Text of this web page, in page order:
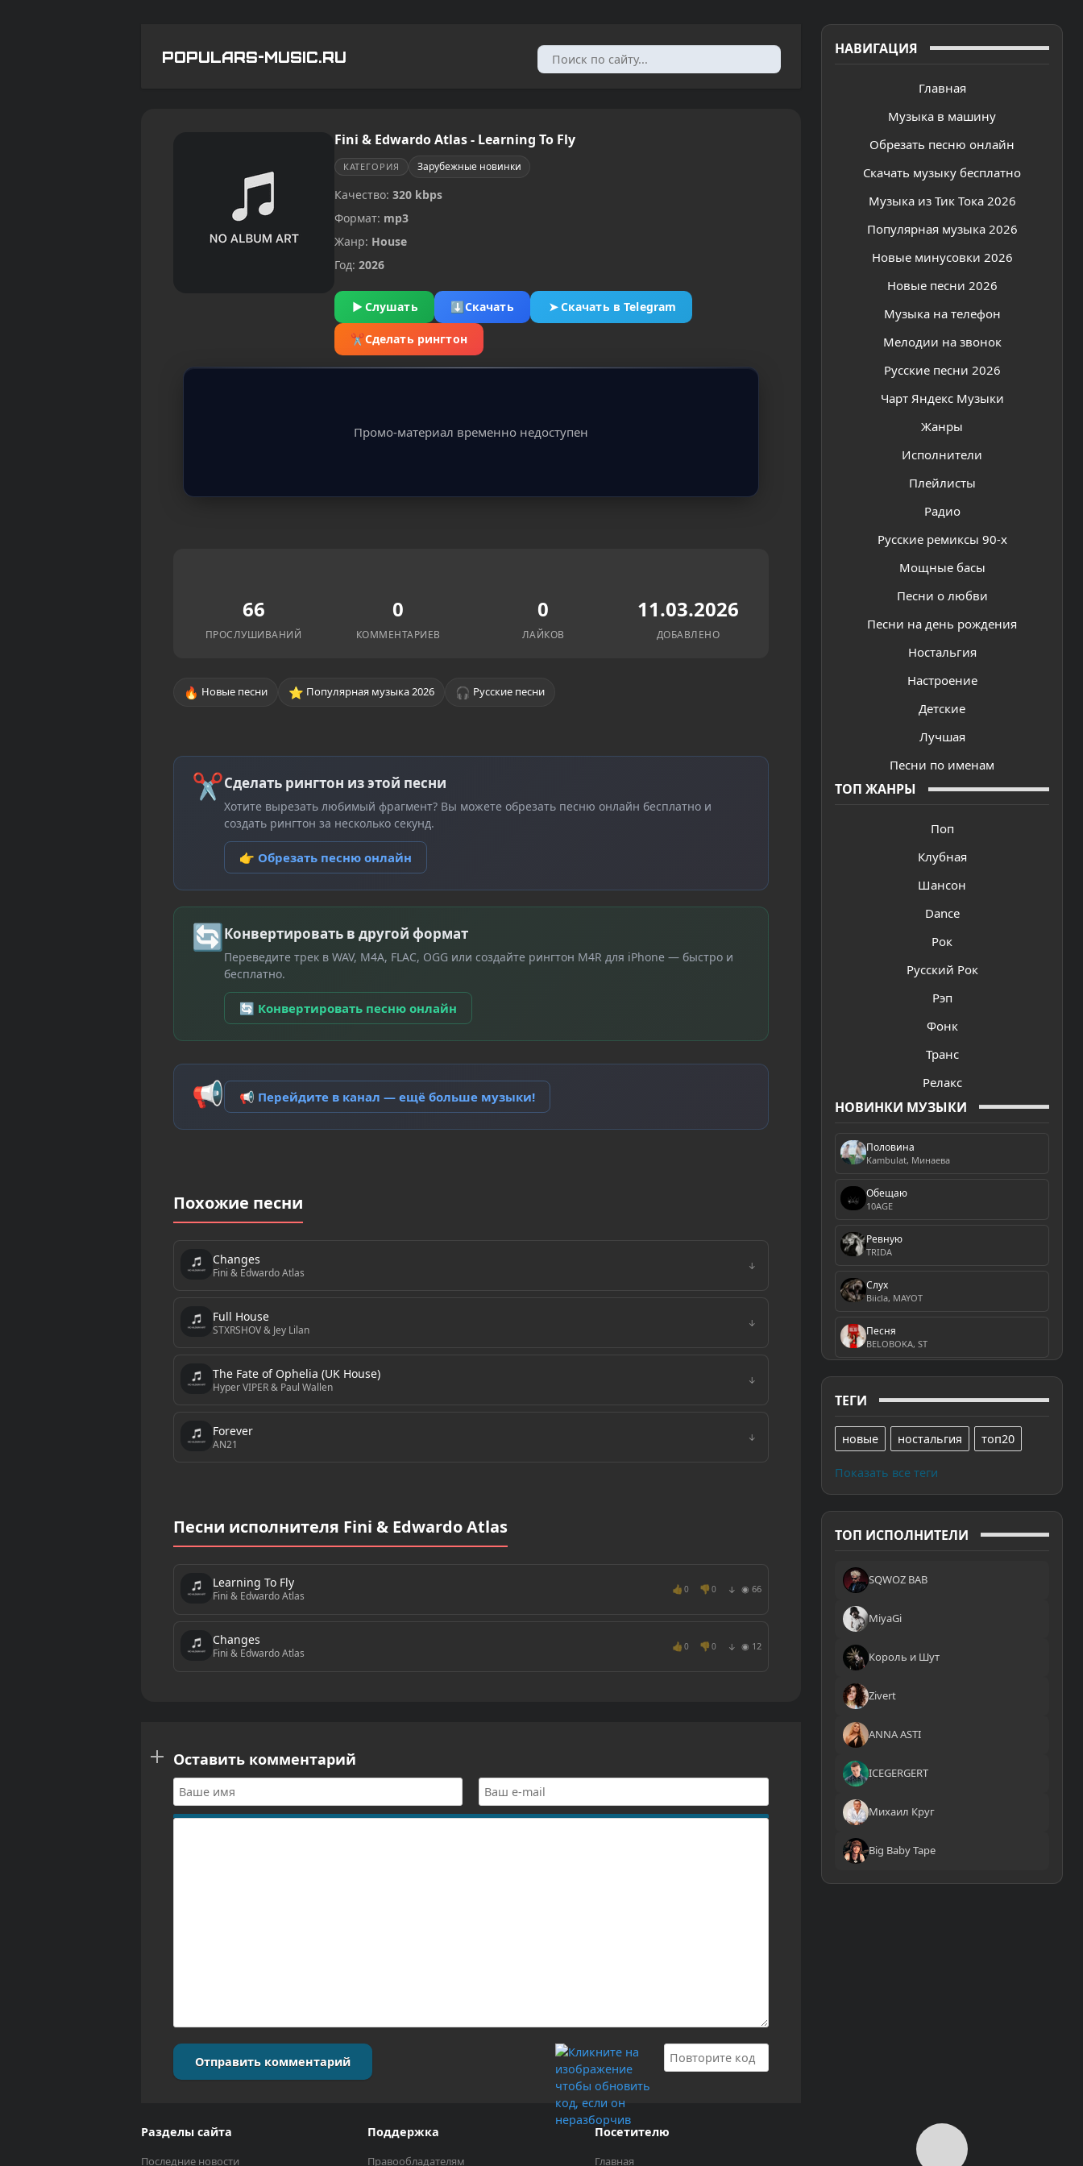
POPULARS-MUSIC.RU НАВИГАЦИЯ
Главная
Музыка в машину
Обрезать песню онлайн
Скачать музыку бесплатно
Музыка из Тик Тока 2026
Популярная музыка 2026
Новые минусовки 2026
Новые песни 2026
Музыка на телефон
Мелодии на звонок
Русские песни 2026
Чарт Яндекс Музыки
Жанры
Исполнители
Плейлисты
Радио
Русские ремиксы 90-х
Мощные басы
Песни о любви
Песни на день рождения
Ностальгия
Настроение
Детские
Лучшая
Песни по именам
ТОП ЖАНРЫ
Поп
Клубная
Шансон
Dance
Рок
Русский Рок
Рэп
Фонк
Транс
Релакс
НОВИНКИ МУЗЫКИ
Половина
Kambulat, Минаева
Обещаю
10AGE
Ревную
TRIDA
Слух
Biicla, MAYOT
Песня
BELOBOKA, ST
ТЕГИ
новые ностальгия топ20
Показать все теги
ТОП ИСПОЛНИТЕЛИ
SQWOZ BAB
MiyaGi
Король и Шут
Zivert
ANNA ASTI
ICEGERGERT
Михаил Круг
Big Baby Tape
Fini & Edwardo Atlas - Learning To Fly
КАТЕГОРИЯ Зарубежные новинки
Качество: 320 kbps
Формат: mp3
Жанр: House
Год: 2026
▶ Слушать ⬇Скачать ➤Скачать в Telegram
✂Сделать рингтон
Промо-материал временно недоступен
66
ПРОСЛУШИВАНИЙ
0
КОММЕНТАРИЕВ
0
ЛАЙКОВ
11.03.2026
ДОБАВЛЕНО
🔥 Новые песни ⭐ Популярная музыка 2026 🎧 Русские песни
✂Сделать рингтон из этой песни
Хотите вырезать любимый фрагмент? Вы можете обрезать песню онлайн бесплатно и
создать рингтон за несколько секунд.
👉 Обрезать песню онлайн
🔄Конвертировать в другой формат
Переведите трек в WAV, M4A, FLAC, OGG или создайте рингтон M4R для iPhone — быстро и
бесплатно.
🔄 Конвертировать песню онлайн
📢 📢 Перейдите в канал — ещё больше музыки!
Похожие песни
Changes
Fini & Edwardo Atlas ↓
Full House
STXRSHOV & Jey Lilan ↓
The Fate of Ophelia (UK House)
Hyper VIPER & Paul Wallen ↓
Forever
AN21 ↓
Песни исполнителя Fini & Edwardo Atlas
Learning To Fly
Fini & Edwardo Atlas
👍 0 👎 0 ↓ ◉ 66
Changes
Fini & Edwardo Atlas
👍 0 👎 0 ↓ ◉ 12
Оставить комментарий
Отправить комментарий
Разделы сайта
Последние новости
Поддержка
Правообладателям
Посетителю
Главная